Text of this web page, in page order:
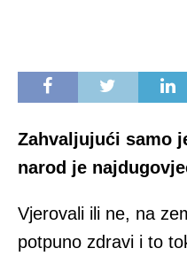
Zahvaljujući samo
narod je
Vjerovali ili ne, na
potpuno zdravi i to